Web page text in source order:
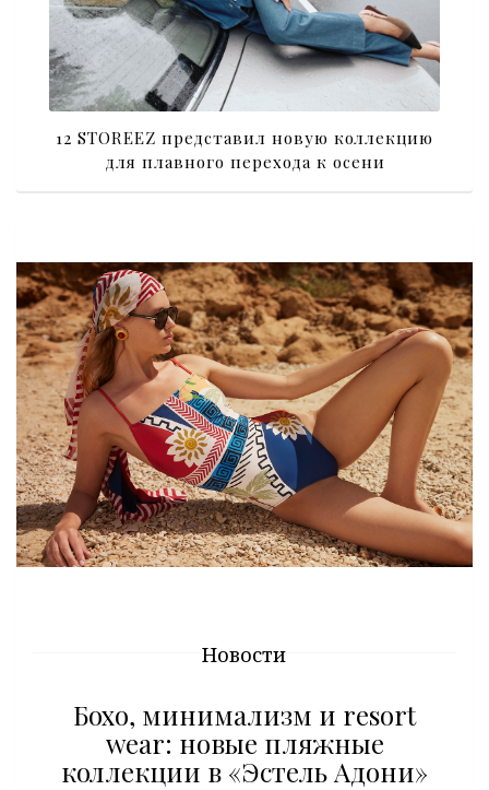
12 STOREEZ представил новую коллекцию
для плавного перехода к осени
Новости
Бохо, минимализм и resort
wear: новые пляжные
коллекции в «Эстель Адони»